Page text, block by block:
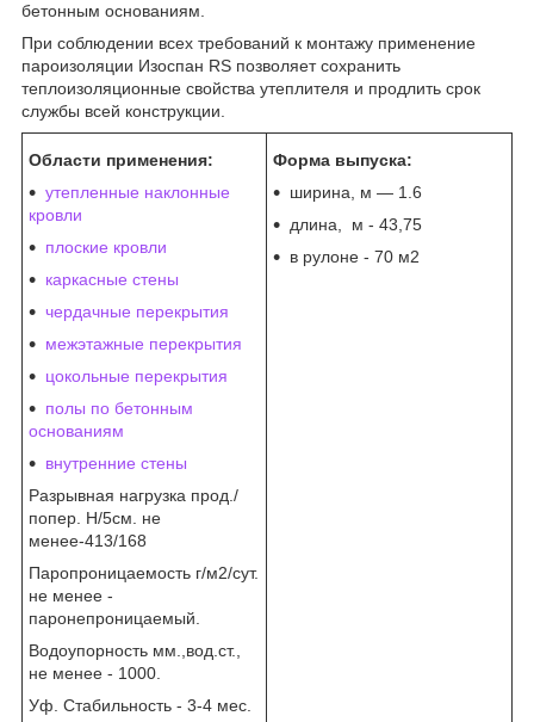
бетонным основаниям.
При соблюдении всех требований к монтажу применение
пароизоляции Изоспан RS позволяет сохранить
теплоизоляционные свойства утеплителя и продлить срок
службы всей конструкции.
Области применения:
утепленные наклонные
кровли
плоские кровли
каркасные стены
чердачные перекрытия
межэтажные перекрытия
цокольные перекрытия
полы по бетонным
основаниям
внутренние стены
Разрывная нагрузка прод./
попер. H/5см. не
менее-413/168
Паропроницаемость г/м2/сут.
не менее -
паронепроницаемый.
Водоупорность мм.,вод.ст.,
не менее - 1000.
Уф. Стабильность - 3-4 мес.
Форма выпуска:
ширина, м — 1.6
длина, м - 43,75
в рулоне - 70 м2